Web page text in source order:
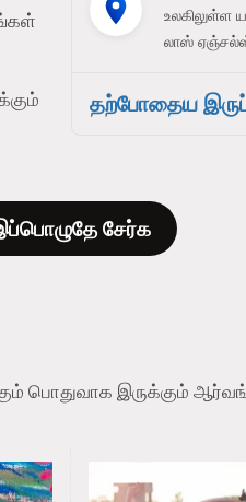
உலகிலுள்ள
லாஸ்
தற்போதைய
சேர்க
பொதுவாக இருக்கும்